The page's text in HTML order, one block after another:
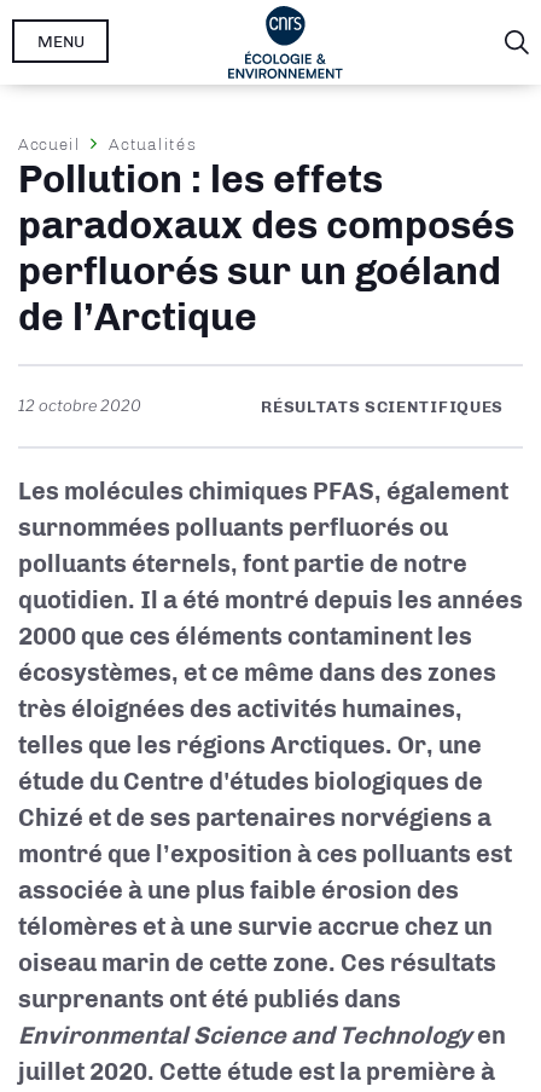
Aller
MENU
Fil
d'Ariane
Accueil Actualités
Pollution : les effets
paradoxaux des composés
perfluorés sur un goéland
de l’Arctique
12 octobre 2020 RÉSULTATS SCIENTIFIQUES
Les molécules chimiques PFAS, également
surnommées polluants perfluorés ou
polluants éternels, font partie de notre
quotidien. Il a été montré depuis les années
2000 que ces éléments contaminent les
écosystèmes, et ce même dans des zones
très éloignées des activités humaines,
telles que les régions Arctiques. Or, une
étude du Centre d'études biologiques de
Chizé et de ses partenaires norvégiens a
montré que l’exposition à ces polluants est
associée à une plus faible érosion des
télomères et à une survie accrue chez un
oiseau marin de cette zone. Ces résultats
surprenants ont été publiés dans
Environmental Science and Technologyen
juillet 2020. Cette étude est la première à